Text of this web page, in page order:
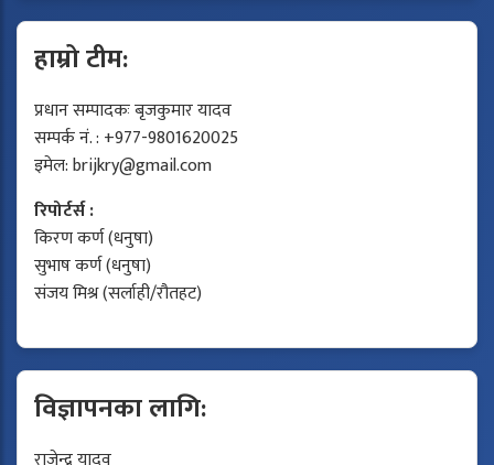
हाम्रो टीम:
प्रधान सम्पादकः बृजकुमार यादव
सम्पर्क नं. : +977-9801620025
इमेल:brijkry@gmail.com
रिपोर्टर्स :
किरण कर्ण (धनुषा)
सुभाष कर्ण (धनुषा)
संजय मिश्र (सर्लाही/रौतहट)
विज्ञापनका लागि: